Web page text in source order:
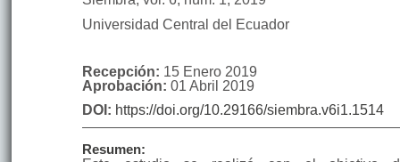
Universidad Central del Ecuador
Recepción: 15 Enero 2019
Aprobación: 01 Abril 2019
DOI: https://doi.org/10.29166/siembra.v6i1.1514
Resumen: